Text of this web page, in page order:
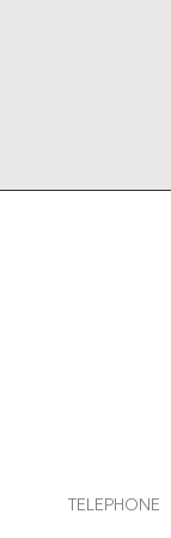
TELEPHONE